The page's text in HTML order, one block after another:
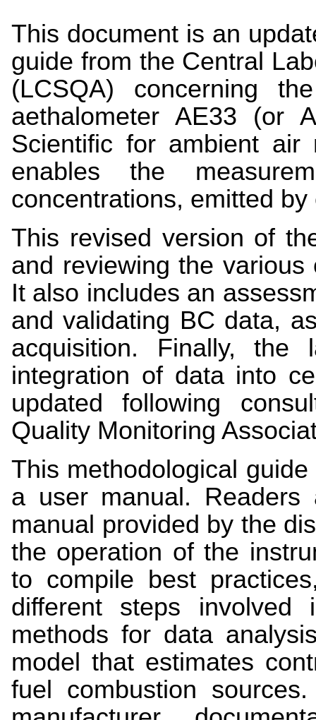
This document is an
guide from the Central
(LCSQA) concerning
aethalometer AE33 (or
Scientific for ambient air
enables the
concentrations, emitted
This revised version of
and reviewing the
It also includes an
and validating BC data,
acquisition. Finally, the
integration of data into
updated following
Quality Monitoring
This methodological
a user manual.
manual provided by the
the operation of the
to compile best
different steps
methods for data
model that estimates
fuel combustion